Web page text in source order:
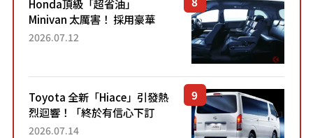
Honda頂級「超省油」
Minivan 太厲害！ 採用豪華
「真皮座椅」與專屬「黑色內
「三...
2026.07.12
Toyota 全新「Hiace」引發熱
烈迴響！「終於有信心下訂
了！」「哪個等級交車最
2026.07.14